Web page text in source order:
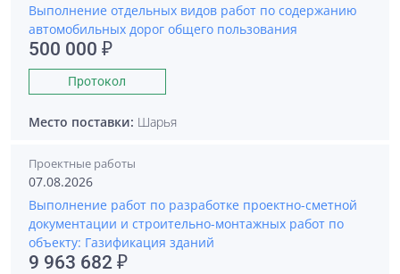
Выполнение отдельных видов работ по содержанию
автомобильных дорог общего пользования
500 000 ₽
Протокол
Место поставки: Шарья
Проектные работы
07.08.2026
Выполнение работ по разработке проектно-сметной
документации и строительно-монтажных работ по
объекту: Газификация зданий
9 963 682 ₽